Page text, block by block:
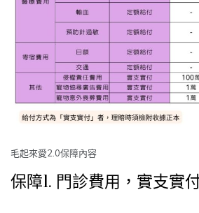
毛起來愛2.0保障內容
保障1. 門診費用，實支實